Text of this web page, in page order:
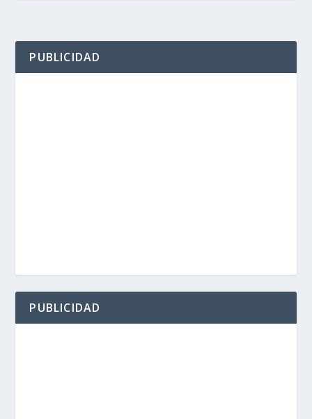
PUBLICIDAD
PUBLICIDAD